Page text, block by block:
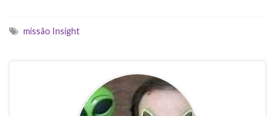
missão Insight